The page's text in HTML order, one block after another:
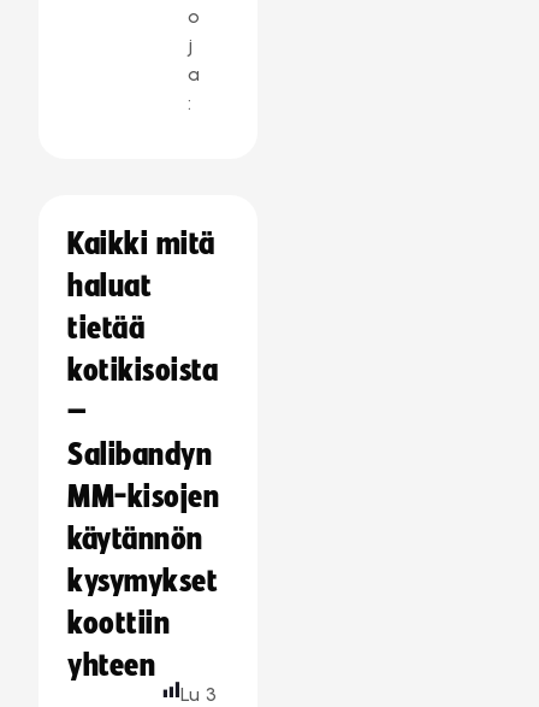
o
j
a
:
Kaikki mitä
haluat
tietää
kotikisoista
–
Salibandyn
MM-kisojen
käytännön
kysymykset
koottiin
yhteen
Lu 3